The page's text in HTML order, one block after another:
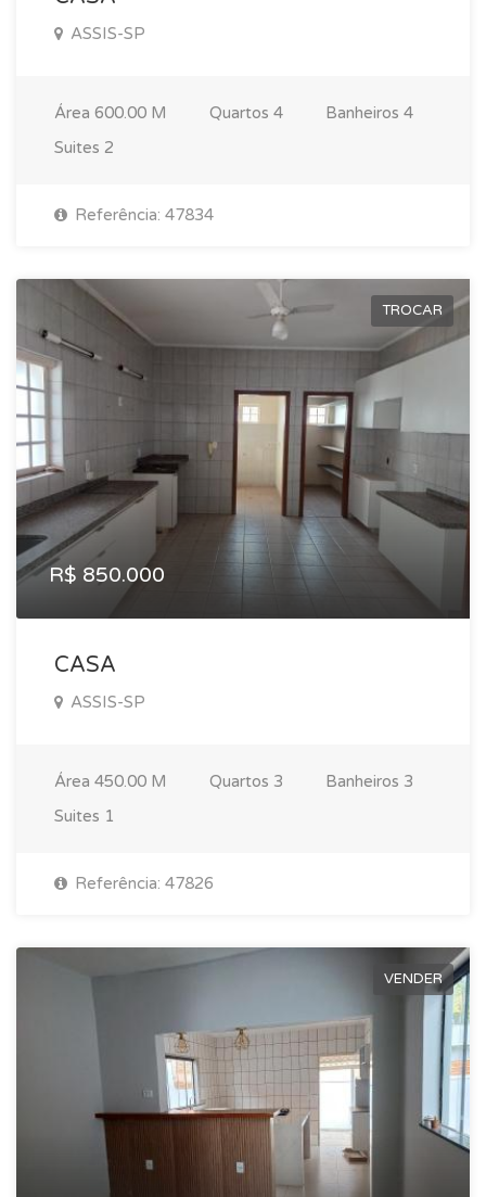
ASSIS-SP
Área 600.00 M Quartos 4 Banheiros 4
Suites 2
Referência: 47834
TROCAR
R$ 850.000
CASA
ASSIS-SP
Área 450.00 M Quartos 3 Banheiros 3
Suites 1
Referência: 47826
VENDER